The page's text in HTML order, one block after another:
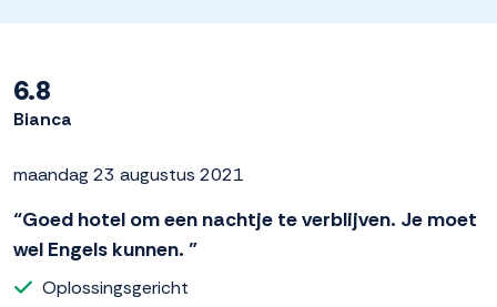
6.8
Bianca
maandag 23 augustus 2021
“Goed hotel om een nachtje te verblijven. Je moet
wel Engels kunnen. ”
Oplossingsgericht